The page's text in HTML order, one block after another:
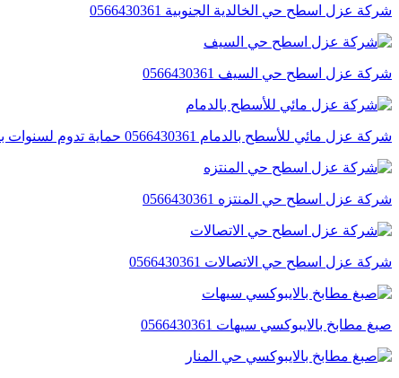
شركة عزل اسطح حي الخالدية الجنوبية 0566430361
شركة عزل اسطح حي السيف 0566430361
شركة عزل مائي للأسطح بالدمام 0566430361 حماية تدوم لسنوات بضمان معتمد
شركة عزل اسطح حي المنتزه 0566430361
شركة عزل اسطح حي الاتصالات 0566430361
صبغ مطابخ بالايبوكسي سيهات 0566430361